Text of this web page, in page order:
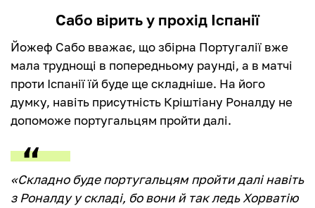
Сабо вірить у прохід Іспанії
Йожеф Сабо вважає, що збірна Португалії вже
мала труднощі в попередньому раунді, а в матчі
проти Іспанії їй буде ще складніше. На його
думку, навіть присутність Кріштіану Роналду не
допоможе португальцям пройти далі.
«Складно буде португальцям пройти далі навіть
з Роналду у складі, бо вони й так ледь Хорватію